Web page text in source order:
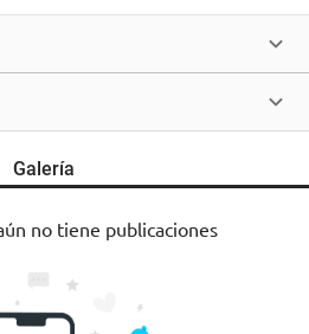
Galería
no tiene publicaciones